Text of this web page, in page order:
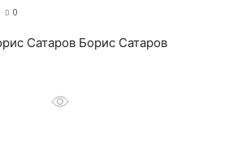
о
0
Сатаров Борис Сатаров